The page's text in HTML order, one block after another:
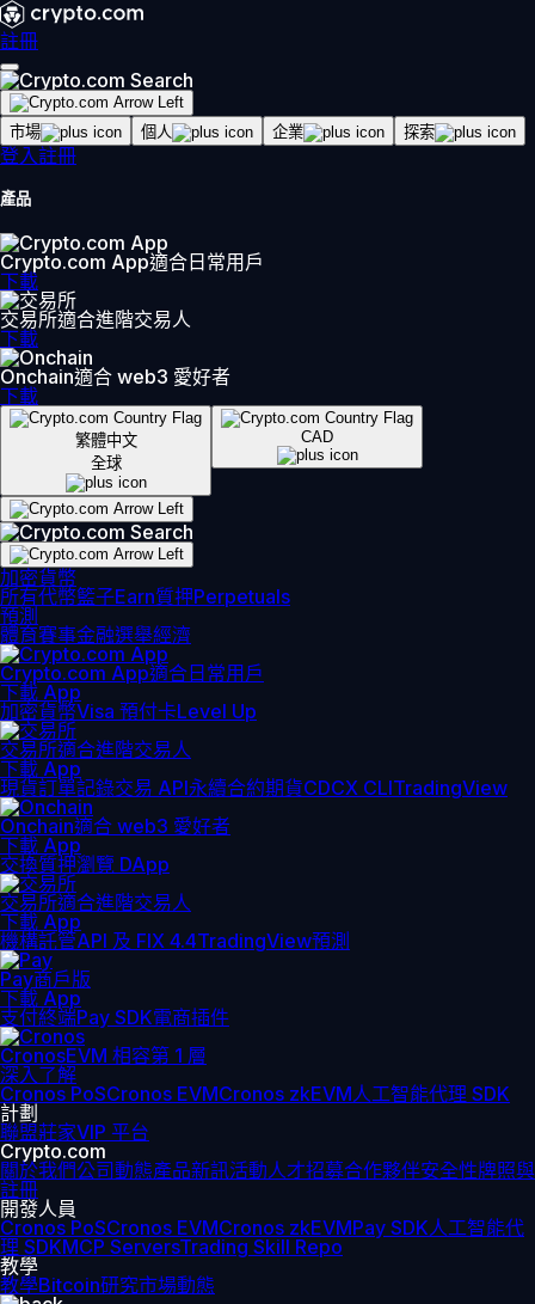
註冊
市場 個人 企業 探索
登入註冊
產品
Crypto.com App適合日常用戶
下載
交易所適合進階交易人
下載
Onchain適合 web3 愛好者
下載
繁體中文
全球
CAD
加密貨幣
所有代幣籃子Earn質押Perpetuals
預測
體育賽事金融選舉經濟
Crypto.com App適合日常用戶
下載 App
加密貨幣Visa 預付卡Level Up
交易所適合進階交易人
下載 App
現貨訂單記錄交易 API永續合約期貨CDCX CLITradingView
Onchain適合 web3 愛好者
下載 App
交換質押瀏覽 DApp
交易所適合進階交易人
下載 App
機構託管API 及 FIX 4.4TradingView預測
Pay商戶版
下載 App
支付終端Pay SDK電商插件
CronosEVM 相容第 1 層
深入了解
Cronos PoSCronos EVMCronos zkEVM人工智能代理 SDK
計劃
聯盟莊家VIP 平台
Crypto.com
關於我們公司動態產品新訊活動人才招募合作夥伴安全性牌照與
註冊
開發人員
Cronos PoSCronos EVMCronos zkEVMPay SDK人工智能代
理 SDKMCP ServersTrading Skill Repo
教學
教學Bitcoin研究市場動態